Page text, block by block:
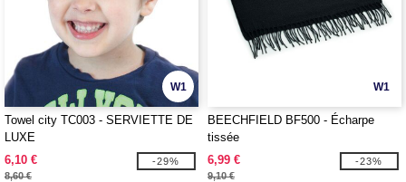
W1
Towel city TC003 - SERVIETTE DE
LUXE
6,10 €
8,60 €
-29%
W1
BEECHFIELD BF500 - Écharpe
tissée
6,99 €
9,10 €
-23%